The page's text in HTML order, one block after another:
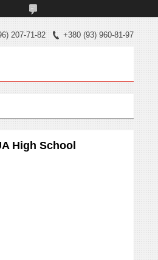
207-71-82 +380 (93) 960-81-97
High School